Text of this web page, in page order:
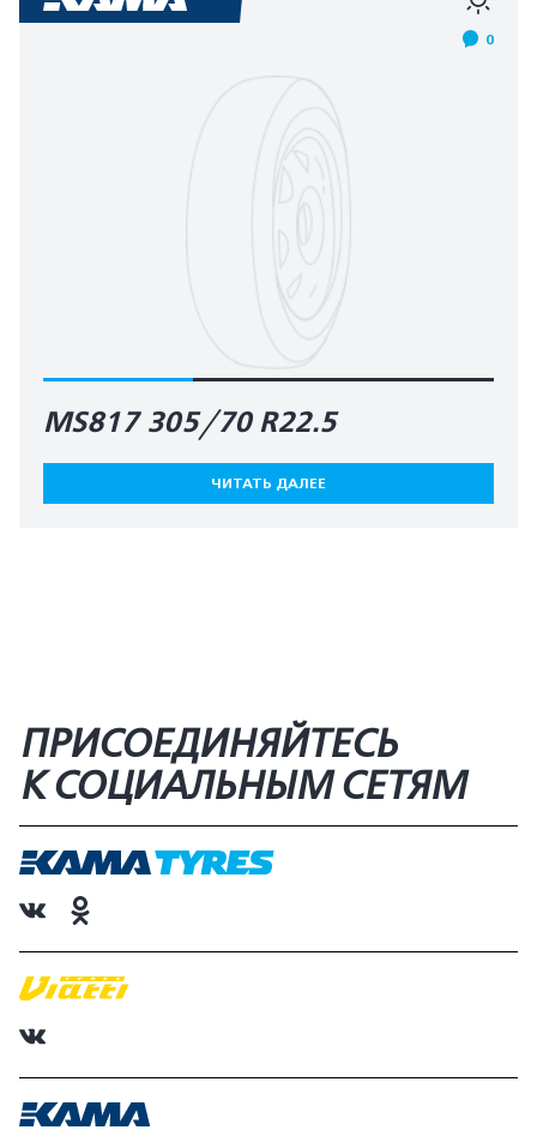
0
MS817 305/70 R22.5
ЧИТАТЬ ДАЛЕЕ
ПРИСОЕДИНЯЙТЕСЬ
К СОЦИАЛЬНЫМ СЕТЯМ